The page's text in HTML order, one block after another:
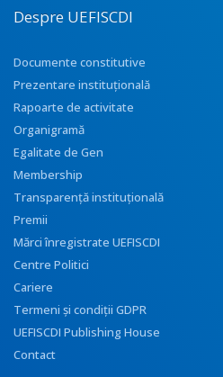
Despre UEFISCDI
Documente constitutive
Prezentare instituţională
Rapoarte de activitate
Organigramă
Egalitate de Gen
Membership
Transparenţă instituţională
Premii
Mărci înregistrate UEFISCDI
Centre Politici
Cariere
Termeni și condiții GDPR
UEFISCDI Publishing House
Contact